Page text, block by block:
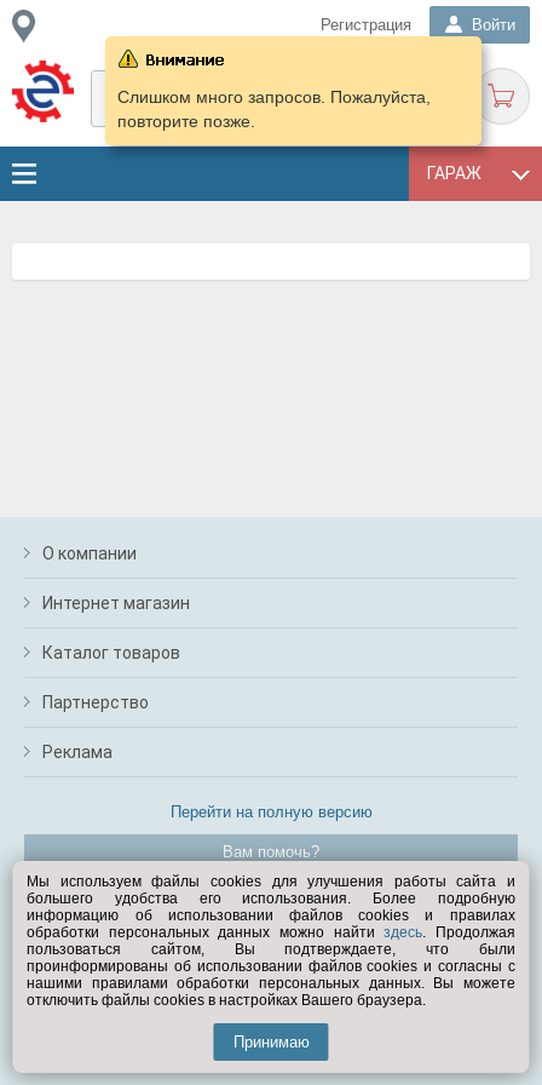
Регистрация Войти
ГАРАЖ
Слишком много запросов. Пожалуйста,
повторите позже.
О компании
Интернет магазин
Каталог товаров
Партнерство
Реклама
Перейти на полную версию
Вам помочь?
© Exist.ru 1998—2026
Мы используем файлы cookies для улучшения работы сайта и
большего удобства его использования. Более подробную
информацию об использовании файлов cookies и правилах
обработки персональных данных можно найтиздесь. Продолжая
пользоваться сайтом, Вы подтверждаете, что были
проинформированы об использовании файлов cookies и согласны с
нашими правилами обработки персональных данных. Вы можете
отключить файлы cookies в настройках Вашего браузера.
Принимаю